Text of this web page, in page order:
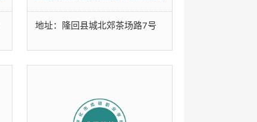
地址：隆回县城北郊茶场路7号